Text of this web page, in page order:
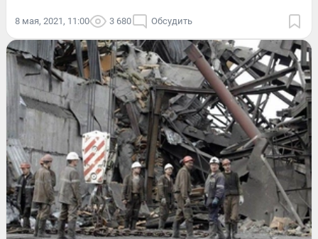
8 мая, 2021, 11:00 3 680 Обсудить